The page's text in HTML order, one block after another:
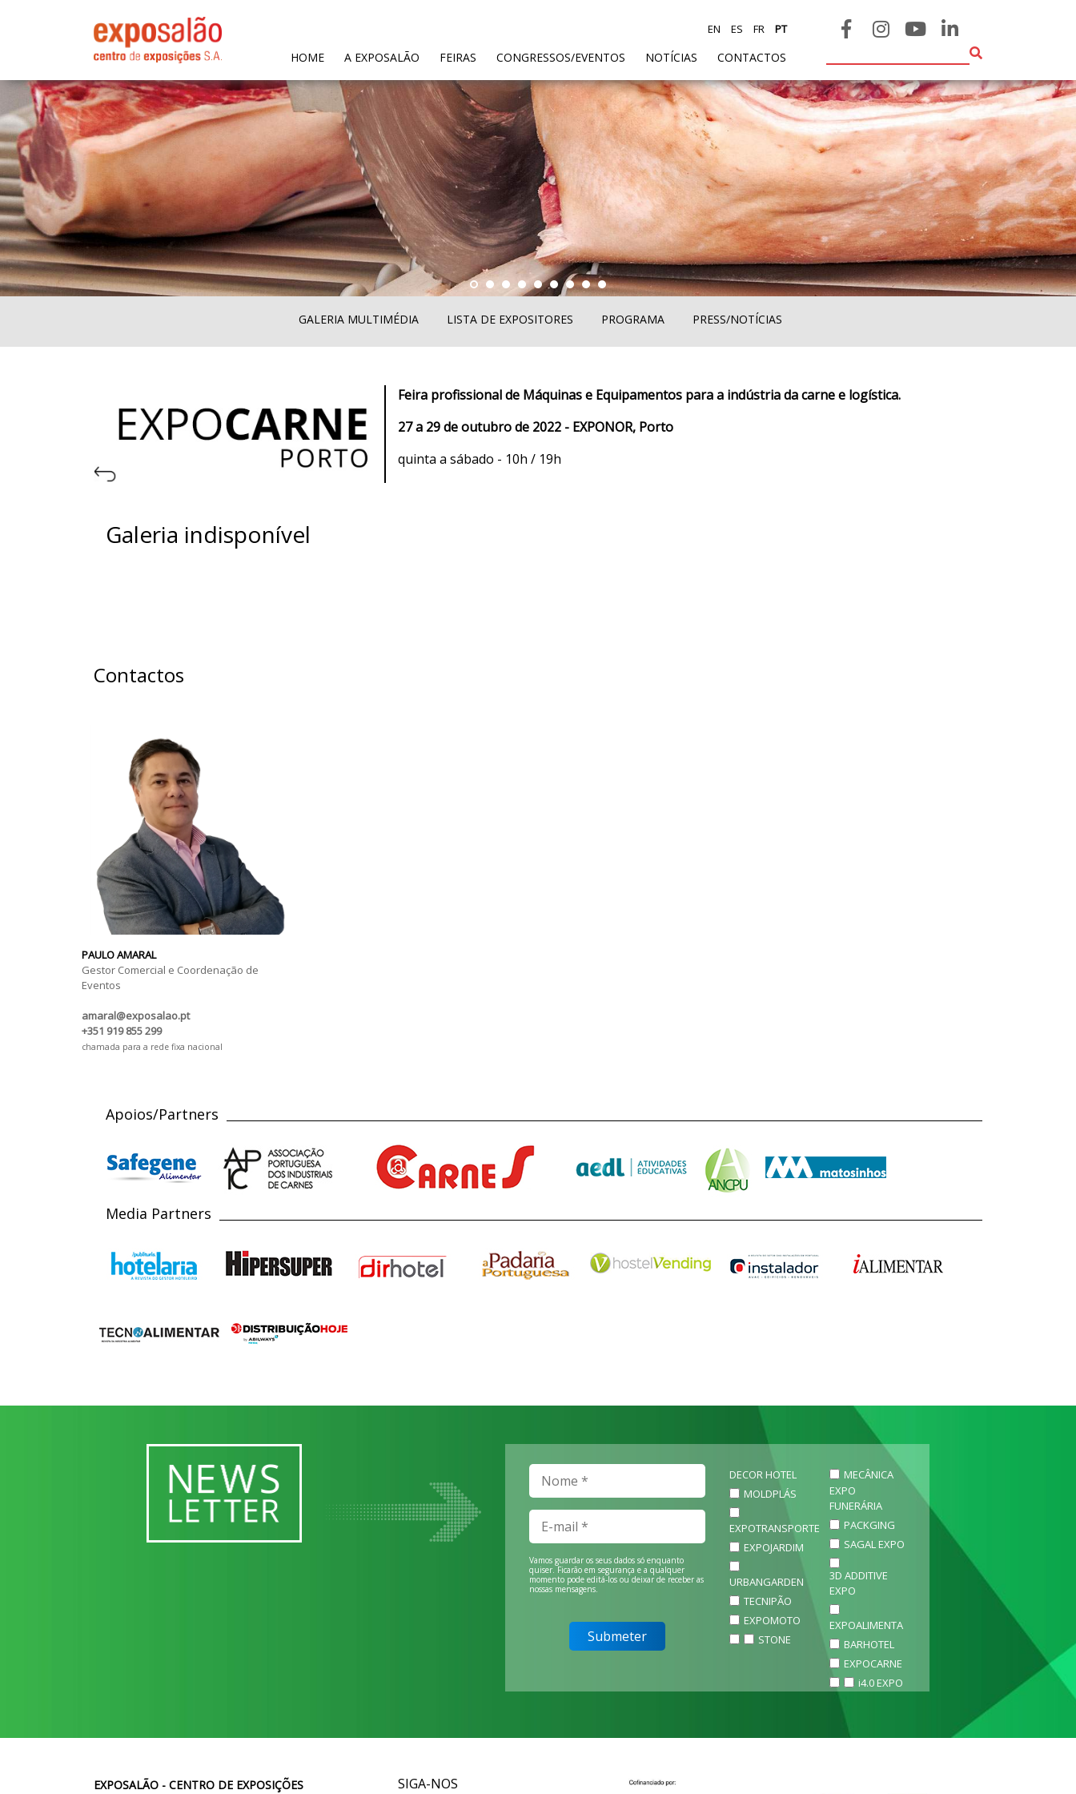
HOME(CURRENT)
A EXPOSALÃO FEIRAS CONGRESSOS/EVENTOS NOTÍCIAS CONTACTOS
EN ES FR PT
GALERIA MULTIMÉDIA LISTA DE EXPOSITORES PROGRAMA PRESS/NOTÍCIAS
Feira profissional de Máquinas e Equipamentos para a indústria da carne e logística.
27 a 29 de outubro de 2022 - EXPONOR, Porto
quinta a sábado - 10h / 19h
Galeria indisponível
Contactos
PAULO AMARAL
Gestor Comercial e Coordenação de
Eventos
amaral@exposalao.pt
+351 919 855 299
chamada para a rede fixa nacional
Apoios/Partners
Media Partners
Vamos guardar os seus dados só enquanto
quiser. Ficarão em segurança e a qualquer
momento pode editá-los ou deixar de receber as
nossas mensagens.
DECOR HOTEL
MOLDPLÁS
EXPOTRANSPORTE
EXPOJARDIM
URBANGARDEN
TECNIPÃO
EXPOMOTO
STONE
MECÂNICA
EXPO
FUNERÁRIA
PACKGING
SAGAL EXPO
3D ADDITIVE
EXPO
EXPOALIMENTA
BARHOTEL
EXPOCARNE
i4.0 EXPO
EXPOSALÃO - CENTRO DE EXPOSIÇÕES SIGA-NOS